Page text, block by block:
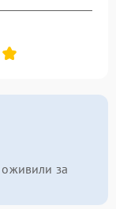
за